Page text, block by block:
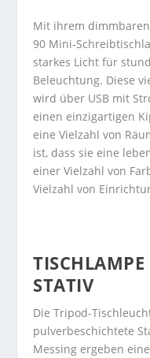
Mit ihrem
90 Mini-
starkes Licht für
Beleuchtung. Diese
wird über USB mit
einen einzigartigen
eine Vielzahl von
ist, dass sie eine
einer Vielzahl von
Vielzahl von
TISCHLAMPE
STATIV
Die Tripod-
pulverbeschichtete
Messing ergeben